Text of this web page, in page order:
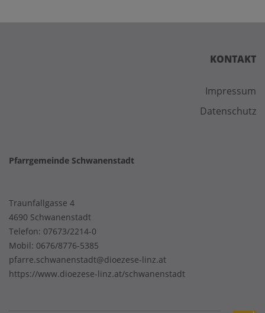
KONTAKT
Impressum
Datenschutz
Pfarrgemeinde Schwanenstadt
Traunfallgasse 4
4690 Schwanenstadt
Telefon: 07673/2214-0
Mobil: 0676/8776-5385
pfarre.schwanenstadt@dioezese-linz.at
https://www.dioezese-linz.at/schwanenstadt